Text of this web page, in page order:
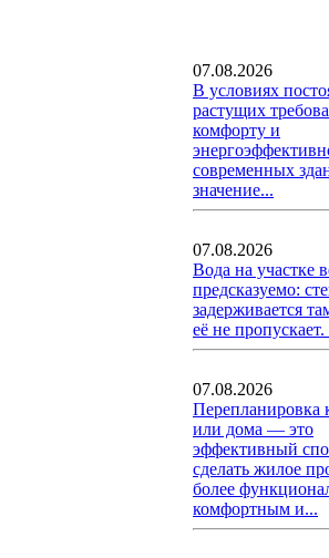
07.08.2026
В условиях
растущих
комфорту и
современных
значение...
07.08.2026
Вода на участке
предсказуемо:
задерживается
её не
07.08.2026
Перепланировка
или дома — это
эффективный
сделать жилое
более
комфортным и...